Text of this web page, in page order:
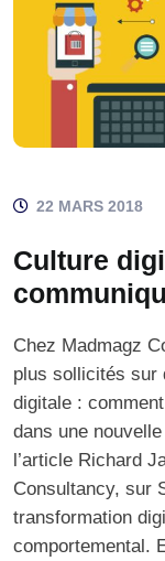
22 MARS 2018
Culture
Chez Madmagz
plus sollicités sur
digitale :
dans une
l’article Richard
Consultancy, sur
transformation
comportemental.